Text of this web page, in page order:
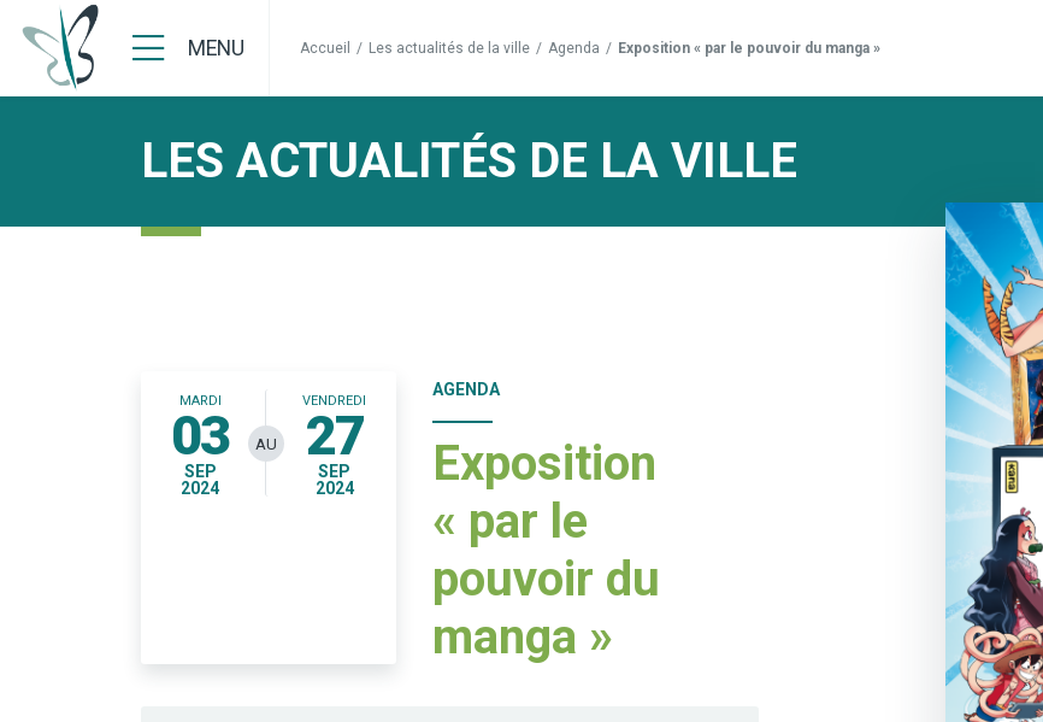
MENU Accueil / Les actualités de la ville / Agenda / Exposition « par le pouvoir du manga »
LES ACTUALITÉS DE LA VILLE
MARDI
03
SEP
2024
AU
VENDREDI
27
SEP
2024
AGENDA
Exposition
« par le
pouvoir du
manga »